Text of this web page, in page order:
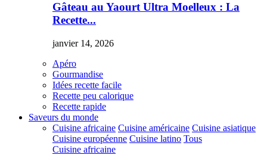
Gâteau au Yaourt Ultra Moelleux : La
Recette...
janvier 14, 2026
Apéro
Gourmandise
Idées recette facile
Recette peu calorique
Recette rapide
Saveurs du monde
Cuisine africaine Cuisine américaine Cuisine asiatique
Cuisine européenne Cuisine latino Tous
Cuisine africaine